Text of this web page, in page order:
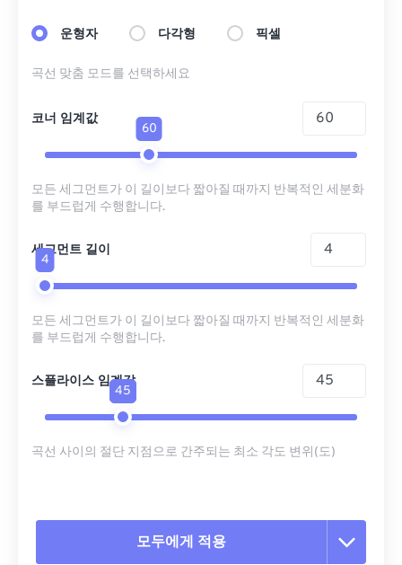
운형자 다각형 픽셀
곡선 맞춤 모드를 선택하세요
코너 임계값
60
모든 세그먼트가 이 길이보다 짧아질 때까지 반복적인 세분화
를 부드럽게 수행합니다.
세그먼트 길이
4
모든 세그먼트가 이 길이보다 짧아질 때까지 반복적인 세분화
를 부드럽게 수행합니다.
스플라이스 임계값
45
곡선 사이의 절단 지점으로 간주되는 최소 각도 변위(도)
모두에게 적용